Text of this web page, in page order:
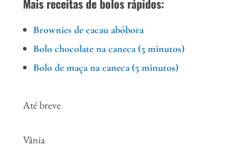
Mais receitas de bolos rápidos:
Brownies de cacau abóbora
Bolo chocolate na caneca (5 minutos)
Bolo de maça na caneca (5 minutos)
Até breve
Vânia